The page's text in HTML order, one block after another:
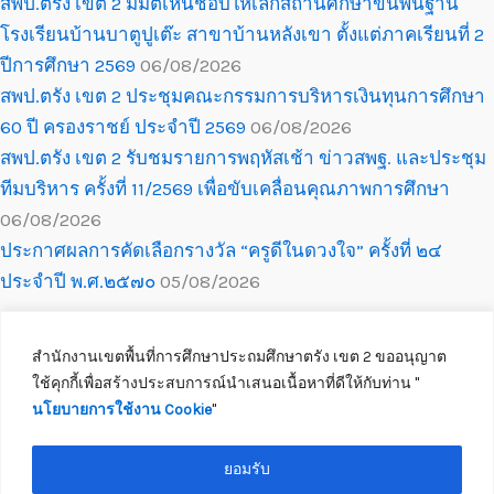
สำนักงานเขตพื้นที่การศึกษาประถมศึกษาตรัง เขต 2 ขออนุญาต
ใช้คุกกี้เพื่อสร้างประสบการณ์นำเสนอเนื้อหาที่ดีให้กับท่าน ''
นโยบายการใช้งาน Cookie''
ยอมรับ
โรงเรียนบ้านบาตูปูเต๊ะ สาขาบ้านหลังเขา ตั้งแต่ภาคเรียนที่ 2
ปีการศึกษา 2569 06/08/2026
สพป.ตรัง เขต 2 ประชุมคณะกรรมการบริหารเงินทุนการศึกษา
60 ปี ครองราชย์ ประจำปี 2569 06/08/2026
สพป.ตรัง เขต 2 รับชมรายการพฤหัสเช้า ข่าวสพฐ. และประชุม
ทีมบริหาร ครั้งที่ 11/2569 เพื่อขับเคลื่อนคุณภาพการศึกษา
06/08/2026
ประกาศผลการคัดเลือกรางวัล “ครูดีในดวงใจ” ครั้งที่ ๒๔
ประจำปี พ.ศ.๒๕๗๐ 05/08/2026
Copyright © 2026 สำนักงานเขตพื้นที่การศึกษาประถมศึกษาตรัง เขต 2